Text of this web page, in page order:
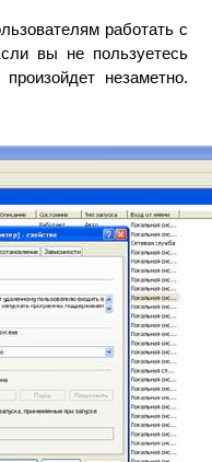
работать с
вы не пользуетесь
незаметно.